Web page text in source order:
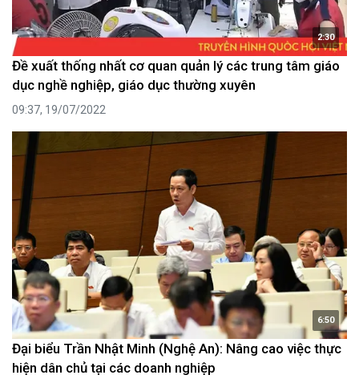
2:30
Đề xuất thống nhất cơ quan quản lý các trung tâm giáo
dục nghề nghiệp, giáo dục thường xuyên
09:37, 19/07/2022
6:50
Đại biểu Trần Nhật Minh (Nghệ An): Nâng cao việc thực
hiện dân chủ tại các doanh nghiệp